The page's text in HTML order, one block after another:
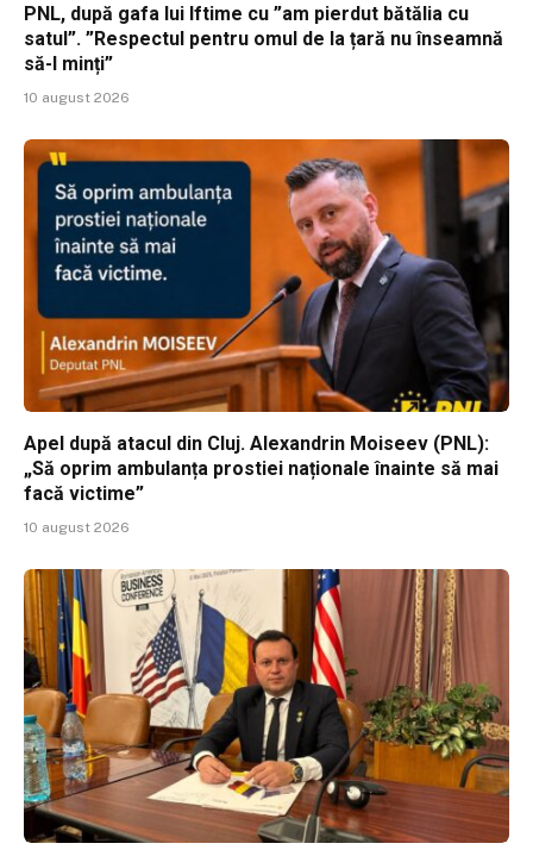
PNL, după gafa lui Iftime cu ”am pierdut bătălia cu
satul”. ”Respectul pentru omul de la țară nu înseamnă
să-l minți”
10 august 2026
Apel după atacul din Cluj. Alexandrin Moiseev (PNL):
„Să oprim ambulanța prostiei naționale înainte să mai
facă victime”
10 august 2026